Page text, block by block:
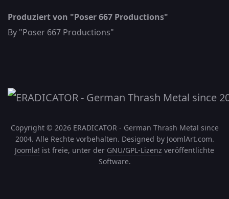
Produziert von "Poser 667 Productions"
By "Poser 667 Productions"
Copyright © 2026 ERADICATOR - German Thrash Metal since
2004. Alle Rechte vorbehalten. Designed by JoomlArt.com.
Joomla! ist freie, unter der GNU/GPL-Lizenz veröffentlichte
Software.